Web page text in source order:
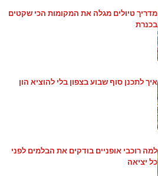
מדריך טיולים מגלה את המקומות הכי שקטים
בכנרת
איך לתכנן סוף שבוע בצפון בלי להוציא הון
למה רוכבי אופניים בודקים את הבלמים לפני
כל יציאה